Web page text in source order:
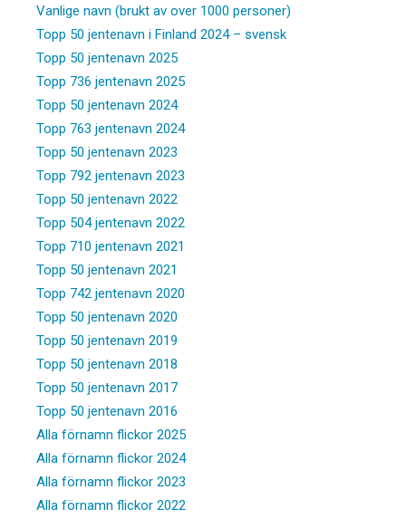
Vanlige navn (brukt av over 1000 personer)
Topp 50 jentenavn i Finland 2024 – svensk
Topp 50 jentenavn 2025
Topp 736 jentenavn 2025
Topp 50 jentenavn 2024
Topp 763 jentenavn 2024
Topp 50 jentenavn 2023
Topp 792 jentenavn 2023
Topp 50 jentenavn 2022
Topp 504 jentenavn 2022
Topp 710 jentenavn 2021
Topp 50 jentenavn 2021
Topp 742 jentenavn 2020
Topp 50 jentenavn 2020
Topp 50 jentenavn 2019
Topp 50 jentenavn 2018
Topp 50 jentenavn 2017
Topp 50 jentenavn 2016
Alla förnamn flickor 2025
Alla förnamn flickor 2024
Alla förnamn flickor 2023
Alla förnamn flickor 2022